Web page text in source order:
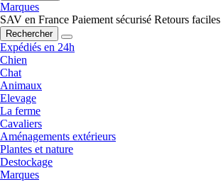
Marques
SAV en France Paiement sécurisé Retours faciles
Rechercher
Expédiés en 24h
Chien
Chat
Animaux
Elevage
La ferme
Cavaliers
Aménagements extérieurs
Plantes et nature
Destockage
Marques